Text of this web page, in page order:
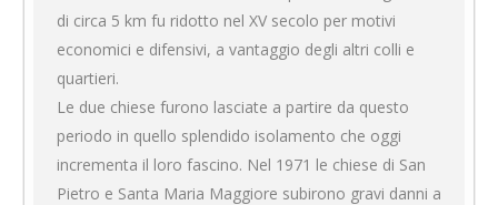
di circa 5 km fu ridotto nel XV secolo per motivi
economici e difensivi, a vantaggio degli altri colli e
quartieri.
Le due chiese furono lasciate a partire da questo
periodo in quello splendido isolamento che oggi
incrementa il loro fascino. Nel 1971 le chiese di San
Pietro e Santa Maria Maggiore subirono gravi danni a